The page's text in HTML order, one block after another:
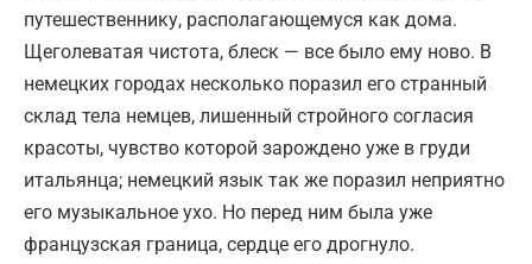
путешественнику, располагающемуся как дома.
Щеголеватая чистота, блеск — все было ему ново. В
немецких городах несколько поразил его странный
склад тела немцев, лишенный стройного согласия
красоты, чувство которой зарождено уже в груди
итальянца; немецкий язык так же поразил неприятно
его музыкальное ухо. Но перед ним была уже
французская граница, сердце его дрогнуло.